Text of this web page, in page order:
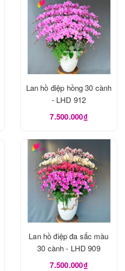
Lan hồ điệp hồng 30 cành
- LHD 912
7.500.000₫
Lan hồ điệp đa sắc màu
30 cành - LHD 909
7.500.000₫